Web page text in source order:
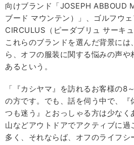
向けブランド「JOSEPH ABBOUD
ブード マウンテン）」、ゴルフウ
CIRCULUS（ピーダブリュ サーキ
これらのブランドを選んだ背景に
ら、オフの服装に関する悩みの声
あるという。
「『カシヤマ』を訪れるお客様の8
の方です。でも、話を伺う中で、『
つも迷う』とおっしゃる方は少なく
山などアウトドアでアクティブに過
多く、それならば、オフのライフ